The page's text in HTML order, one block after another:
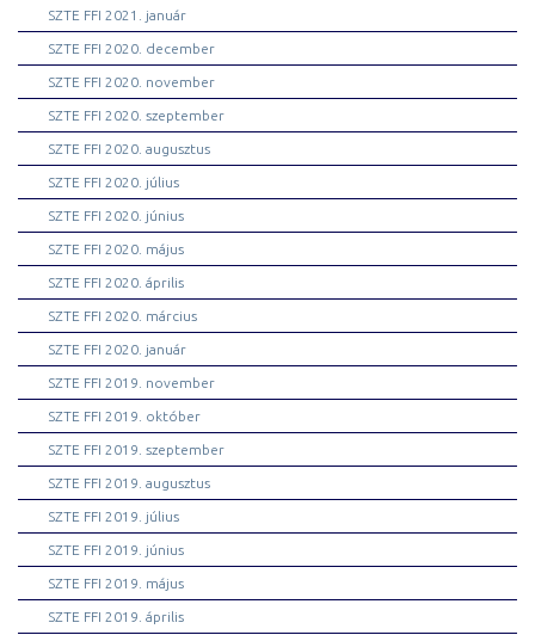
SZTE FFI 2021. január
SZTE FFI 2020. december
SZTE FFI 2020. november
SZTE FFI 2020. szeptember
SZTE FFI 2020. augusztus
SZTE FFI 2020. július
SZTE FFI 2020. június
SZTE FFI 2020. május
SZTE FFI 2020. április
SZTE FFI 2020. március
SZTE FFI 2020. január
SZTE FFI 2019. november
SZTE FFI 2019. október
SZTE FFI 2019. szeptember
SZTE FFI 2019. augusztus
SZTE FFI 2019. július
SZTE FFI 2019. június
SZTE FFI 2019. május
SZTE FFI 2019. április